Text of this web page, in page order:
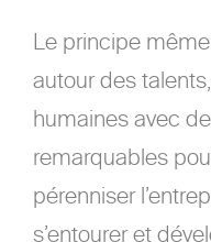
Le principe
autour des
humaines avec
remarquables
pérenniser
s’entourer et